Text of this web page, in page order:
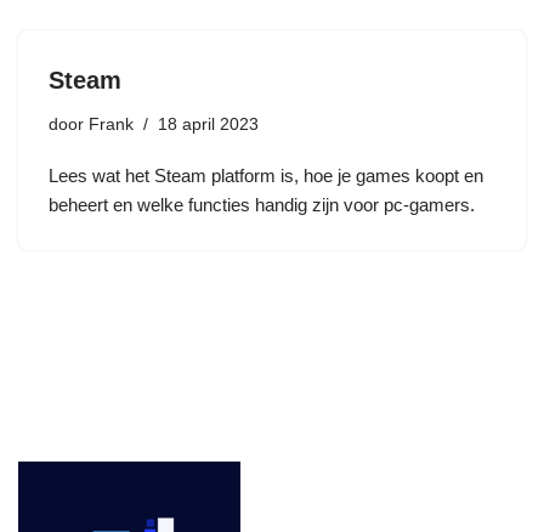
Steam
door Frank 18 april 2023
Lees wat het Steam platform is, hoe je games koopt en
beheert en welke functies handig zijn voor pc-gamers.